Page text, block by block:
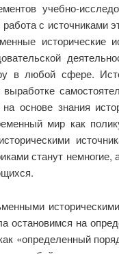
учебно-
работа с
в любой сфере.
основе знания
мир как
станут
остановимся на
«определенный